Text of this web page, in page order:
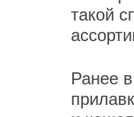
такой
Ранее